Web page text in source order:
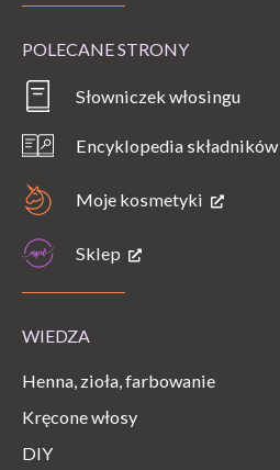
POLECANE STRONY
Słowniczek włosingu
Encyklopedia składników
Moje kosmetyki
Sklep
WIEDZA
Henna, zioła, farbowanie
Kręcone włosy
DIY